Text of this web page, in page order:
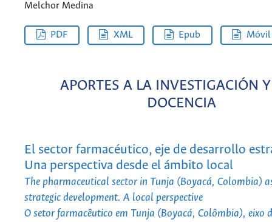
Melchor Medina
PDF XML Epub Móvil
APORTES A LA INVESTIGACIÓN
DOCENCIA
El sector farmacéutico, eje de desarrollo
Una perspectiva desde el ámbito local
The pharmaceutical sector in Tunja (Boyacá, Colombia)
strategic development. A local perspective
O setor farmacêutico em Tunja (Boyacá, Colômbia), eixo